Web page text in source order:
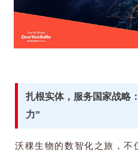
扎根实体，服务国家战略
力”
沃稞生物的数智化之旅，不